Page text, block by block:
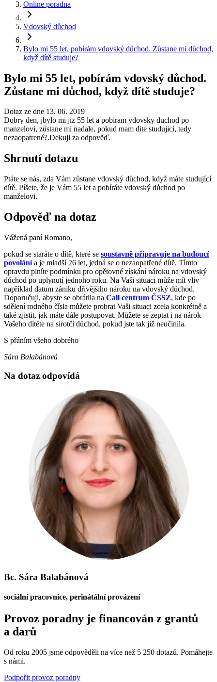
Online poradna
Vdovský důchod
Bylo mi 55 let, pobírám vdovský důchod. Zůstane mi důchod,
když dítě studuje?
Bylo mi 55 let, pobírám vdovský důchod.
Zůstane mi důchod, když dítě studuje?
Dotaz ze dne 13. 06. 2019
Dobry den, jbylo mi jiz 55 let a pobiram vdovsky duchod po
manzelovi, zůstane mi nadale, pokud mam dite studujicí, tedy
nezaopatrené?.Dekuji za odpověď.
Shrnutí dotazu
Ptáte se nás, zda Vám zůstane vdovský důchod, když máte studující
dítě. Píšete, že je Vám 55 let a pobíráte vdovský důchod po
manželovi.
Odpověď na dotaz
Vážená paní Romano,
pokud se staráte o dítě, které se soustavně připravuje na budoucí
povolánía je mladší 26 let, jedná se o nezaopatřené dítě. Tímto
opravdu plníte podmínku pro opětovné získání nároku na vdovský
důchod po uplynutí jednoho roku. Na Vaši situaci může mít vliv
například datum zániku dřívějšího nároku na vdovský důchod.
Doporučuji, abyste se obrátila na Call centrum ČSSZ, kde po
sdělení rodného čísla můžete probrat Vaši situaci zcela konkrétně a
také zjistit, jak máte dále postupovat. Můžete se zeptat i na nárok
Vašeho dítěte na sirotčí důchod, pokud jste tak již neučinila.
S přáním všeho dobrého
Sára Balabánová
Na dotaz odpovídá
Bc. Sára Balabánová
sociální pracovnice, perinátální provázení
Provoz poradny je financován z grantů
a darů
Od roku 2005 jsme odpověděli na více než 5 250 dotazů. Pomáhejte
s námi.
Podpořit provoz poradny